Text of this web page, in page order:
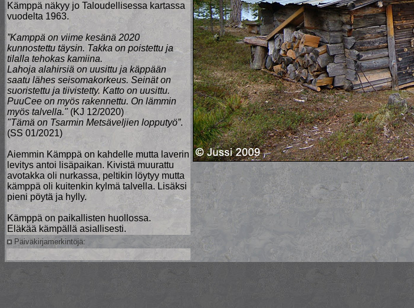
Kämppä näkyy jo Taloudellisessa kartassa
vuodelta 1963.
”Kamppä on viime kesänä 2020
kunnostettu täysin. Takka on poistettu ja
tilalla tehokas kamiina.
Lahoja alahirsiä on uusittu ja käppään
saatu lähes seisomakorkeus. Seinät on
suoristettu ja tiivistetty. Katto on uusittu.
PuuCee on myös rakennettu. On lämmin
myös talvella." (KJ 12/2020)
"Tämä on Tsarmin Metsäveljien lopputyö”.
(SS 01/2021)
Aiemmin Kämppä on kahdelle mutta laverin
levitys antoi lisäpaikan. Kivistä muurattu
avotakka oli nurkassa, peltikin löytyy mutta
kämppä oli kuitenkin kylmä talvella. Lisäksi
pieni pöytä ja hylly.
Kämppä on paikallisten huollossa.
Eläkää kämpällä asiallisesti.
Päiväkirjamerkintöjä: